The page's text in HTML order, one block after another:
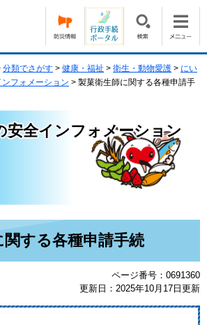
分類でさがす > 健康・福祉 > 衛生・動物愛護 > にい
フォメーション > 製菓衛生師に関する各種申請手
安全インフォメーション
する各種申請手続
ページ番号：0691360
更新日：2025年10月17日更新